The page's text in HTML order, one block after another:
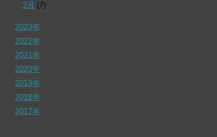
2月 (7)
2023年
2022年
2021年
2020年
2019年
2018年
2017年